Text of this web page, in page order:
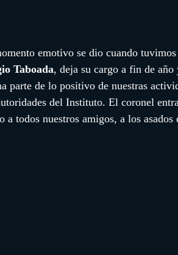
emotivo se dio cuando
Taboada, deja su cargo a fin de
parte de lo positivo de nuestras
del Instituto. El coronel
a todos nuestros amigos, a los